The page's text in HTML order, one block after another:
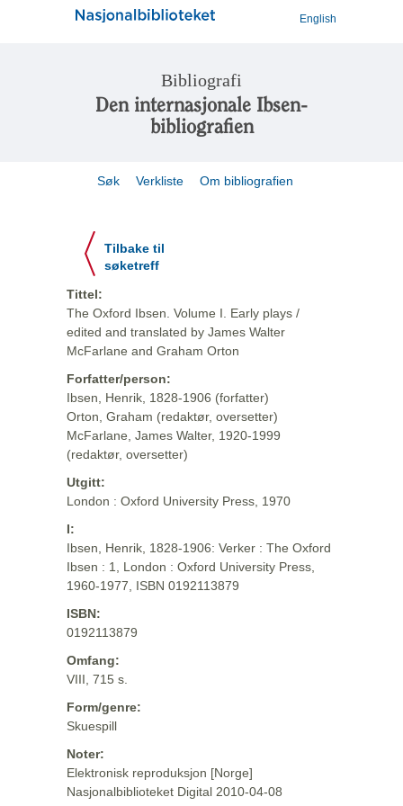
English
Bibliografi
Den internasjonale Ibsen-
bibliografien
Søk Verkliste Om bibliografien
Tilbake til
søketreff
Tittel:
The Oxford Ibsen. Volume I. Early plays /
edited and translated by James Walter
McFarlane and Graham Orton
Forfatter/person:
Ibsen, Henrik, 1828-1906 (forfatter)
Orton, Graham (redaktør, oversetter)
McFarlane, James Walter, 1920-1999
(redaktør, oversetter)
Utgitt:
London : Oxford University Press, 1970
I:
Ibsen, Henrik, 1828-1906: Verker : The Oxford
Ibsen : 1, London : Oxford University Press,
1960-1977, ISBN 0192113879
ISBN:
0192113879
Omfang:
VIII, 715 s.
Form/genre:
Skuespill
Noter:
Elektronisk reproduksjon [Norge]
Nasjonalbiblioteket Digital 2010-04-08